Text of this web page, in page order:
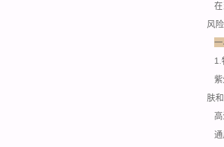
在
风
1.
紫
肤
高
通